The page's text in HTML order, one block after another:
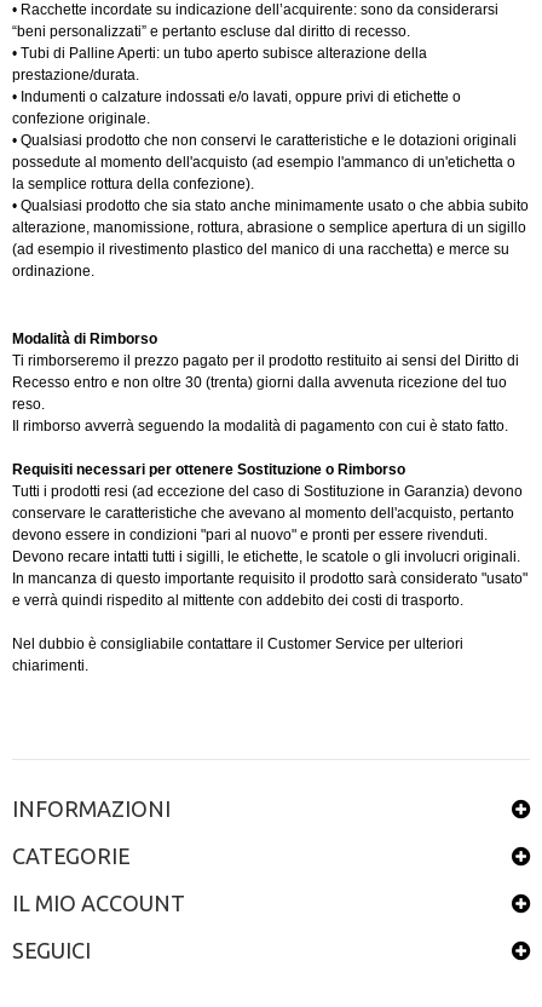
• Racchette incordate su indicazione dell’acquirente: sono da considerarsi
“beni personalizzati” e pertanto escluse dal diritto di recesso.
• Tubi di Palline Aperti: un tubo aperto subisce alterazione della
prestazione/durata.
• Indumenti o calzature indossati e/o lavati, oppure privi di etichette o
confezione originale.
• Qualsiasi prodotto che non conservi le caratteristiche e le dotazioni originali
possedute al momento dell'acquisto (ad esempio l'ammanco di un'etichetta o
la semplice rottura della confezione).
• Qualsiasi prodotto che sia stato anche minimamente usato o che abbia subito
alterazione, manomissione, rottura, abrasione o semplice apertura di un sigillo
(ad esempio il rivestimento plastico del manico di una racchetta) e merce su
ordinazione.
Modalità di Rimborso
Ti rimborseremo il prezzo pagato per il prodotto restituito ai sensi del Diritto di
Recesso entro e non oltre 30 (trenta) giorni dalla avvenuta ricezione del tuo
reso.
Il rimborso avverrà seguendo la modalità di pagamento con cui è stato fatto.
Requisiti necessari per ottenere Sostituzione o Rimborso
Tutti i prodotti resi (ad eccezione del caso di Sostituzione in Garanzia) devono
conservare le caratteristiche che avevano al momento dell'acquisto, pertanto
devono essere in condizioni "pari al nuovo" e pronti per essere rivenduti.
Devono recare intatti tutti i sigilli, le etichette, le scatole o gli involucri originali.
In mancanza di questo importante requisito il prodotto sarà considerato "usato"
e verrà quindi rispedito al mittente con addebito dei costi di trasporto.
Nel dubbio è consigliabile contattare il Customer Service per ulteriori
chiarimenti.
INFORMAZIONI
CATEGORIE
IL MIO ACCOUNT
SEGUICI